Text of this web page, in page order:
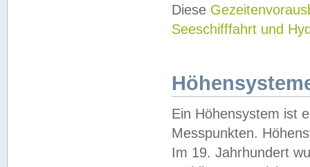
Diese
Seeschifffahrt und
Ein Höhensystem ist
Messpunkten.
Im 19. Jahrhundert